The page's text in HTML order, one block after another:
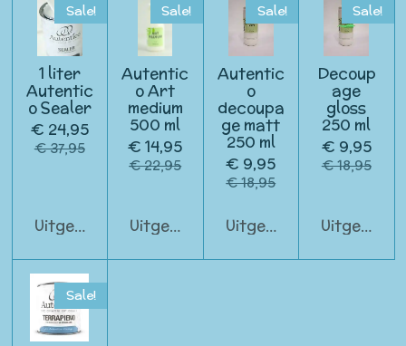
Sale!
1 liter
Autentic
o Sealer
€ 24,95
€ 37,95
Uitgeschakeld
Sale!
Autentic
o Art
medium
500 ml
€ 14,95
€ 22,95
Uitgeschakeld
Sale!
Autentic
o
decoupa
ge matt
250 ml
€ 9,95
€ 18,95
Uitgeschakeld
Sale!
Decoup
age
gloss
250 ml
€ 9,95
€ 18,95
Sale!